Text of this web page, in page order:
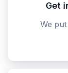
Get
We